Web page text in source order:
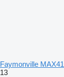
Faymonville
13